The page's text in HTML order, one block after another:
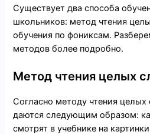
Существует два способа
школьников: метод чтения
обучения по фониксам.
методов более подробно.
Метод чтения целых
Согласно методу чтения целых
даются следующим образом:
смотрят в учебнике на